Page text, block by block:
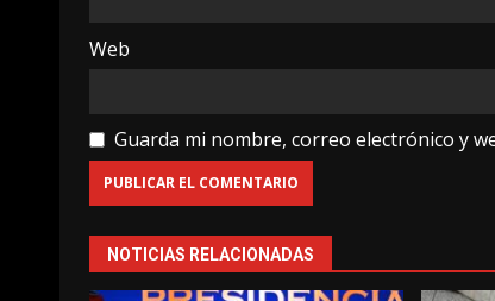
Web
Guarda mi nombre, correo electrónico y
NOTICIAS RELACIONADAS